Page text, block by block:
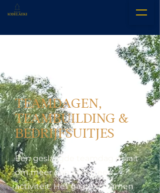
TEAMUITJES & BELEVING IN
GIETHOORN
TEAMDAGEN,
TEAMBUILDING &
BEDRIJFSUITJES
Een geslaagde teamdag draait
om meer dan alleen een
activiteit. Het gaat om samen